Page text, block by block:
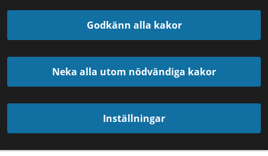
Godkänn alla kakor
Neka alla utom nödvändiga kakor
Inställningar